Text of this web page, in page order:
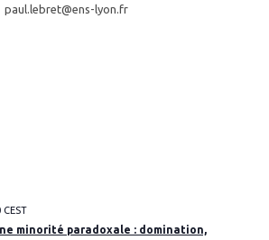
paul.lebret@ens-lyon.fr
CEST
minorité paradoxale : domination,